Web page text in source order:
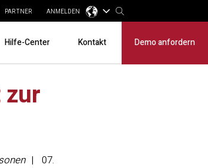
PARTNER ANMELDEN
Hilfe-Center Kontakt Demo anfordern
07.